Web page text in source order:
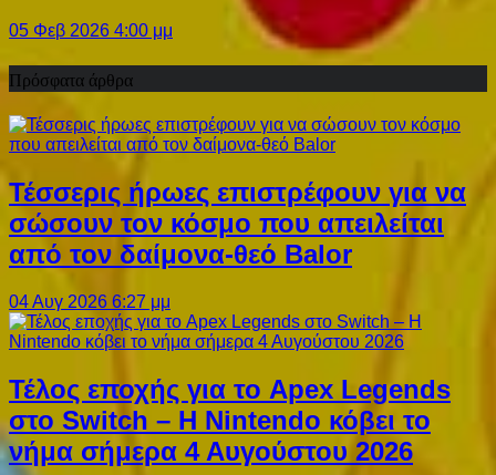
05 Φεβ 2026 4:00 μμ
Πρόσφατα άρθρα
Τέσσερις ήρωες επιστρέφουν για να
σώσουν τον κόσμο που απειλείται
από τον δαίμονα-θεό Balor
04 Αυγ 2026 6:27 μμ
Τέλος εποχής για το Apex Legends
στο Switch – Η Nintendo κόβει το
νήμα σήμερα 4 Αυγούστου 2026